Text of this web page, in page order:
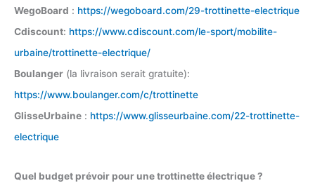
WegoBoard : https://wegoboard.com/29-trottinette-electrique
Cdiscount: https://www.cdiscount.com/le-sport/mobilite-
urbaine/trottinette-electrique/
Boulanger (la livraison serait gratuite):
https://www.boulanger.com/c/trottinette
GlisseUrbaine : https://www.glisseurbaine.com/22-trottinette-
electrique
Quel budget prévoir pour une trottinette électrique ?